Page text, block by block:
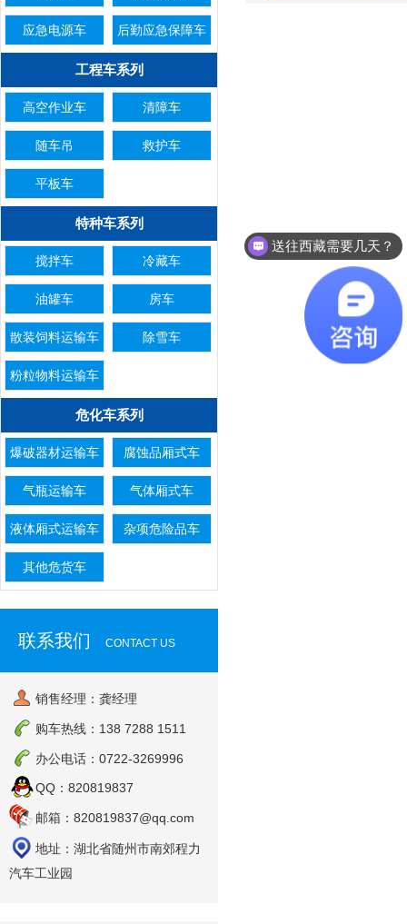
应急电源车 后勤应急保障车
工程车系列
高空作业车 清障车
随车吊 救护车
平板车
特种车系列
搅拌车 冷藏车
油罐车 房车
散装饲料运输车 除雪车
粉粒物料运输车
危化车系列
爆破器材运输车 腐蚀品厢式车
气瓶运输车 气体厢式车
液体厢式运输车 杂项危险品车
其他危货车
联系我们 CONTACT US
销售经理：龚经理
购车热线：138 7288 1511
办公电话：0722-3269996
QQ：820819837
邮箱：820819837@qq.com
地址：湖北省随州市南郊程力
汽车工业园
送往西藏需要几天？